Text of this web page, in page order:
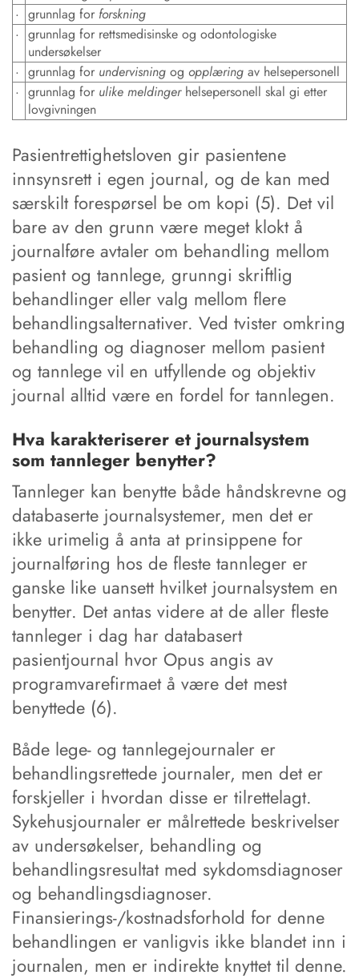
· grunnlag for forskning
· grunnlag for rettsmedisinske og odontologiske
undersøkelser
· grunnlag for undervisning og opplæring av helsepersonell
· grunnlag for ulike meldingerhelsepersonell skal gi etter
lovgivningen
Pasientrettighetsloven gir pasientene
innsynsrett i egen journal, og de kan med
særskilt forespørsel be om kopi (5). Det vil
bare av den grunn være meget klokt å
journalføre avtaler om behandling mellom
pasient og tannlege, grunngi skriftlig
behandlinger eller valg mellom flere
behandlingsalternativer. Ved tvister omkring
behandling og diagnoser mellom pasient
og tannlege vil en utfyllende og objektiv
journal alltid være en fordel for tannlegen.
Hva karakteriserer et journalsystem
som tannleger benytter?
Tannleger kan benytte både håndskrevne og
databaserte journalsystemer, men det er
ikke urimelig å anta at prinsippene for
journalføring hos de fleste tannleger er
ganske like uansett hvilket journalsystem en
benytter. Det antas videre at de aller fleste
tannleger i dag har databasert
pasientjournal hvor Opus angis av
programvarefirmaet å være det mest
benyttede (6).
Både lege- og tannlegejournaler er
behandlingsrettede journaler, men det er
forskjeller i hvordan disse er tilrettelagt.
Sykehusjournaler er målrettede beskrivelser
av undersøkelser, behandling og
behandlingsresultat med sykdomsdiagnoser
og behandlingsdiagnoser.
Finansierings-/kostnadsforhold for denne
behandlingen er vanligvis ikke blandet inn i
journalen, men er indirekte knyttet til denne.